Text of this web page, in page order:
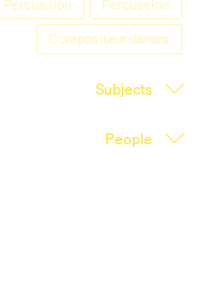
Percussion
Percussion
Compositeur danois
Subjects
People